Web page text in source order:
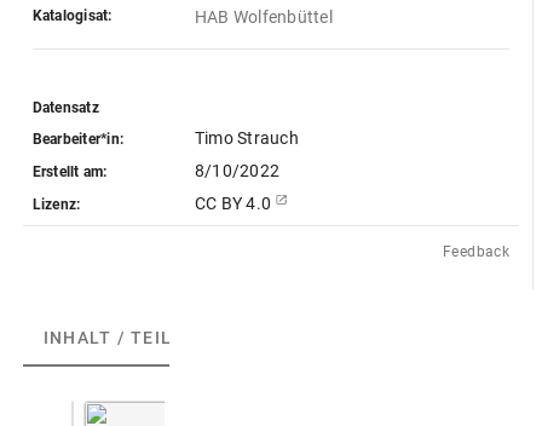
Katalogisat: HAB Wolfenbüttel
Datensatz
Bearbeiter*in:
Timo Strauch
Erstellt am: 8/10/2022
Lizenz: CC BY 4.0
Feedback
INHALT / TEILE